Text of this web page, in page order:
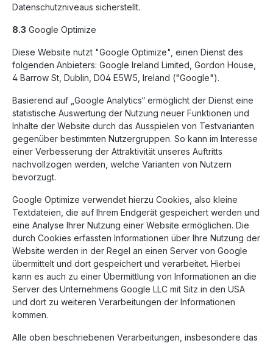
Datenschutzniveaus sicherstellt.
8.3 Google Optimize
Diese Website nutzt "Google Optimize", einen Dienst des
folgenden Anbieters: Google Ireland Limited, Gordon House,
4 Barrow St, Dublin, D04 E5W5, Ireland ("Google").
Basierend auf „Google Analytics“ ermöglicht der Dienst eine
statistische Auswertung der Nutzung neuer Funktionen und
Inhalte der Website durch das Ausspielen von Testvarianten
gegenüber bestimmten Nutzergruppen. So kann im Interesse
einer Verbesserung der Attraktivität unseres Auftritts
nachvollzogen werden, welche Varianten von Nutzern
bevorzugt.
Google Optimize verwendet hierzu Cookies, also kleine
Textdateien, die auf Ihrem Endgerät gespeichert werden und
eine Analyse Ihrer Nutzung einer Website ermöglichen. Die
durch Cookies erfassten Informationen über Ihre Nutzung der
Website werden in der Regel an einen Server von Google
übermittelt und dort gespeichert und verarbeitet. Hierbei
kann es auch zu einer Übermittlung von Informationen an die
Server des Unternehmens Google LLC mit Sitz in den USA
und dort zu weiteren Verarbeitungen der Informationen
kommen.
Alle oben beschriebenen Verarbeitungen, insbesondere das